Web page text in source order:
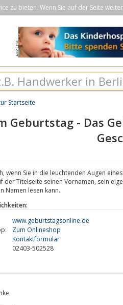
zu bieten. Wenn Sie auf der Seite
Startseite
Geburtstag - Das
wenn Sie in die leuchtenden Augen
der Titelseite seinen Vornamen, sein
Namen lesen kann.
www.geburtstagsonline.de
Zum Onlineshop
Kontaktformular
02403-502528